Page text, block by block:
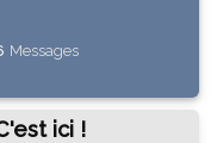
Messages
ici !